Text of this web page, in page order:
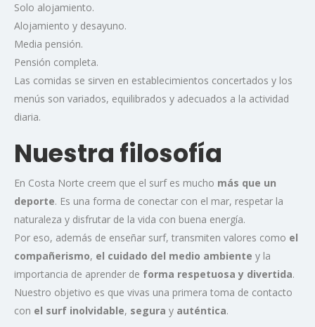
Solo alojamiento.
Alojamiento y desayuno.
Media pensión.
Pensión completa.
Las comidas se sirven en establecimientos concertados y los
menús son variados, equilibrados y adecuados a la actividad
diaria.
Nuestra filosofía
En Costa Norte creem que el surf es mucho más que un
deporte. Es una forma de conectar con el mar, respetar la
naturaleza y disfrutar de la vida con buena energía.
Por eso, además de enseñar surf, transmiten valores como el
compañerismo, el cuidado del medio ambiente y la
importancia de aprender de forma respetuosa y divertida.
Nuestro objetivo es que vivas una primera toma de contacto
con el surf inolvidable, segura y auténtica.